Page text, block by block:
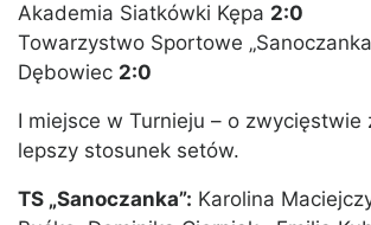
Akademia Siatkówki Kępa 2:0
Towarzystwo Sportowe
Dębowiec 2:0
I miejsce w Turnieju – o zwycięstwie
lepszy stosunek setów.
TS „Sanoczanka”: Karolina